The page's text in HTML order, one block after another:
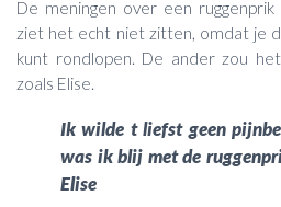
De meningen over een
ziet het echt niet zitten, omdat je
kunt rondlopen. De ander zou
zoals Elise.
Ik wilde t liefst geen
was ik blij met de
Elise